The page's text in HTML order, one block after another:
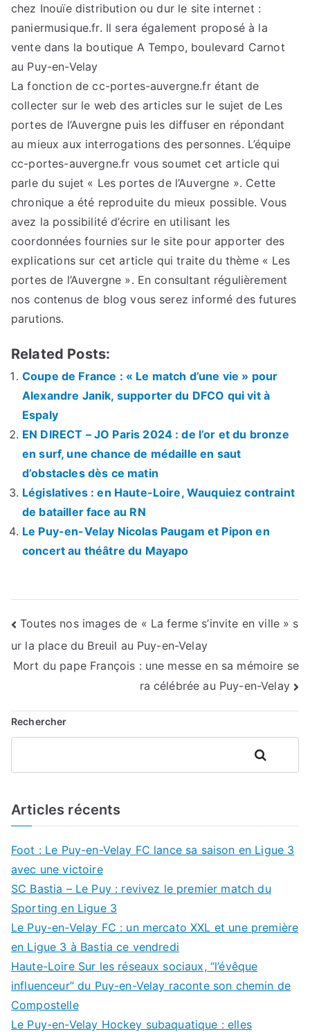
chez Inouïe distribution ou dur le site internet :
paniermusique.fr. Il sera également proposé à la
vente dans la boutique A Tempo, boulevard Carnot
au Puy-en-Velay
La fonction de cc-portes-auvergne.fr étant de
collecter sur le web des articles sur le sujet de Les
portes de l’Auvergne puis les diffuser en répondant
au mieux aux interrogations des personnes. L’équipe
cc-portes-auvergne.fr vous soumet cet article qui
parle du sujet « Les portes de l’Auvergne ». Cette
chronique a été reproduite du mieux possible. Vous
avez la possibilité d’écrire en utilisant les
coordonnées fournies sur le site pour apporter des
explications sur cet article qui traite du thème « Les
portes de l’Auvergne ». En consultant régulièrement
nos contenus de blog vous serez informé des futures
parutions.
Related Posts:
Coupe de France : « Le match d’une vie » pour
Alexandre Janik, supporter du DFCO qui vit à
Espaly
EN DIRECT – JO Paris 2024 : de l’or et du bronze
en surf, une chance de médaille en saut
d’obstacles dès ce matin
Législatives : en Haute-Loire, Wauquiez contraint
de batailler face au RN
Le Puy-en-Velay Nicolas Paugam et Pipon en
concert au théâtre du Mayapo
Navigation
de
Toutes nos images de « La ferme s’invite en ville » s
ur la place du Breuil au Puy-en-Velay
Mort du pape François : une messe en sa mémoire se
ra célébrée au Puy-en-Velay
Rechercher
Rechercher
Articles récents
Foot : Le Puy-en-Velay FC lance sa saison en Ligue 3
avec une victoire
SC Bastia – Le Puy : revivez le premier match du
Sporting en Ligue 3
Le Puy-en-Velay FC : un mercato XXL et une première
en Ligue 3 à Bastia ce vendredi
Haute-Loire Sur les réseaux sociaux, “l’évêque
influenceur” du Puy-en-Velay raconte son chemin de
Compostelle
Le Puy-en-Velay Hockey subaquatique : elles